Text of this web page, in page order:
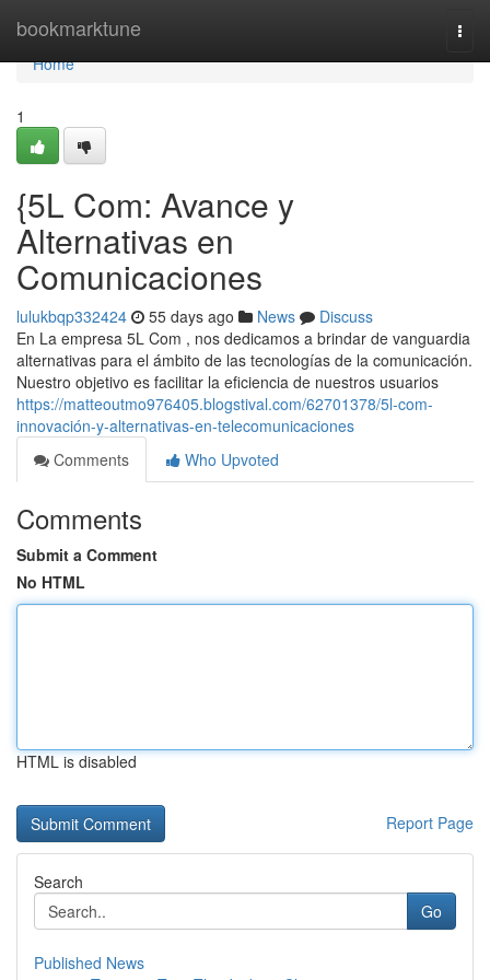
bookmarktune
Home
Home
1
{5L Com: Avance y
Alternativas en
Comunicaciones
lulukbqp332424 55 days ago News
Discuss
En La empresa 5L Com , nos dedicamos a brindar de vanguardia
alternativas para el ámbito de las tecnologías de la comunicación.
Nuestro objetivo es facilitar la eficiencia de nuestros usuarios
https://matteoutmo976405.blogstival.com/62701378/5l-com-
innovación-y-alternativas-en-telecomunicaciones
Comments
Who Upvoted
Comments
Submit a Comment
No HTML
HTML is disabled
Report Page
Search
Go
Published News